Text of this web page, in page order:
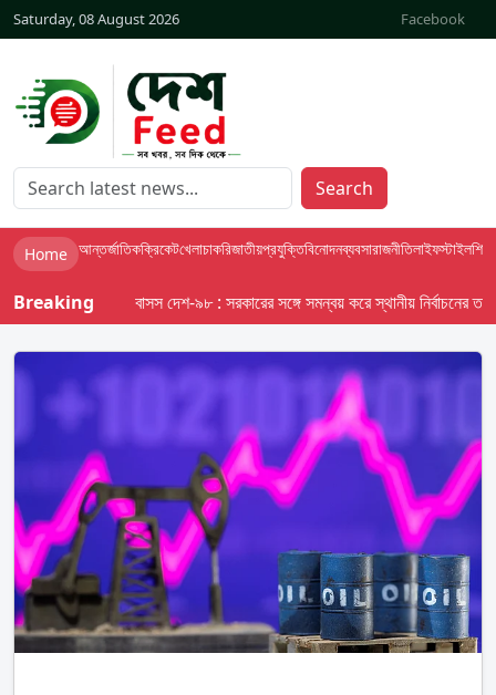
Saturday, 08 August 2026 Facebook
Search
Home আন্তর্জাতিকক্রিকেটখেলাচাকরিজাতীয়প্রযুক্তিবিনোদনব্যবসারাজনীতিলাইফস্টাইলশিক্ষা
Breaking বাসস দেশ-৯৮ : সরকারের সঙ্গে সমন্বয় করে স্থানীয় নির্বাচনের